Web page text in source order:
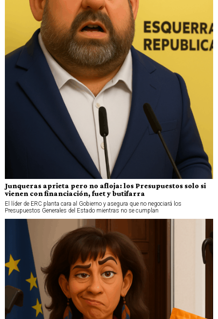
Junqueras aprieta pero no afloja: los Presupuestos solo si
vienen con financiación, fuet y butifarra
El líder de ERC planta cara al Gobierno y asegura que no negociará los
Presupuestos Generales del Estado mientras no se cumplan